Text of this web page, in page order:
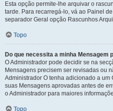
Esta opção permite-lhe arquivar o
tarde. Para recarregá-lo, vá ao Painel
separador Geral opção Rascunhos
Topo
Do que necessita a minha Mensagem
O Administrador pode decidir se na
Mensagens precisem ser revisadas ou
Administrador O tenha adicionado a
suas Mensagens aprovadas antes de
o Administrador para maiores
Topo